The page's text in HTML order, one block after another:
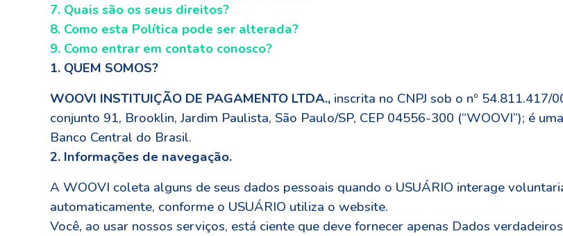
7. Quais são os seus direitos?
8. Como esta Política pode ser alterada?
9. Como entrar em contato conosco?
1. QUEM SOMOS?
WOOVI INSTITUIÇÃO DE PAGAMENTO LTDA., inscrita no CNPJ sob o nº
conjunto 91, Brooklin, Jardim Paulista, São Paulo/SP, CEP 04556-300 (“WOOVI”); é
Banco Central do Brasil.
2. Informações de navegação.
A WOOVI coleta alguns de seus dados pessoais quando o USUÁRIO interage
automaticamente, conforme o USUÁRIO utiliza o website.
Você, ao usar nossos serviços, está ciente que deve fornecer apenas Dados